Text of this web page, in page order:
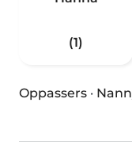
(1)
Oppassers ·